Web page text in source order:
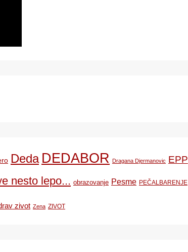
Deda DEDABOR Dragana Djermanovic EPP
nesto lepo... obrazovanje Pesme PEČALBARENJE
zivot Zena ZIVOT